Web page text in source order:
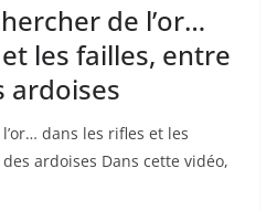
de l’or…
les failles, entre
ardoises
dans les rifles et les
ardoises Dans cette vidéo,